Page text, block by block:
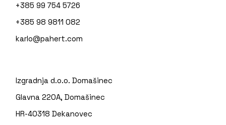
+385 99 754 5726
+385 98 9811 082
karlo@pahert.com
Izgradnja d.o.o. Domašinec
Glavna 220A, Domašinec
HR-40318 Dekanovec